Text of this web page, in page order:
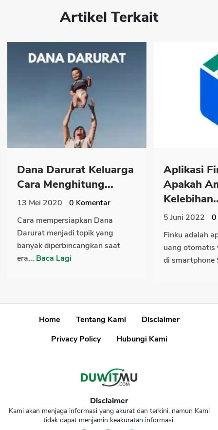
Artikel Terkait
Dana Darurat Keluarga
Cara Menghitung...
13 Mei 2020 0 Komentar
Cara mempersiapkan Dana
Darurat menjadi topik yang
banyak diperbincangkan saat
era... Baca Lagi
Aplikasi
Apakah
5 Juni 2022 0
Finku adalah
uang otomatis
di smartphone
Home Tentang Kami
Disclaimer
Privacy Policy
Hubungi Kami
Disclaimer
Kami akan menjaga informasi yang akurat dan terkini, namun Kami
tidak dapat menjamin keakuratan informasi.